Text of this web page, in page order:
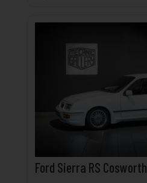
Ford Sierra RS Cosworth